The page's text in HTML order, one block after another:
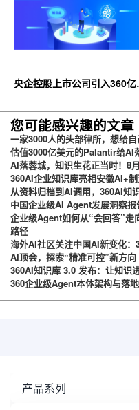
央企控股上市公司引入360亿
台
您可能感兴趣的文章
一家3000人的头部律所，想给
估值3000亿美元的Palantir给AI
AI落蓉城，知识生花正当时！8
360AI企业知识库亮相安徽AI+
从资料归档到AI调用，360AI知
中国企业级AI Agent发展洞察报
企业级Agent如何从“会回答”走
路径
海外AI社区关注中国AI新变化
AI顶会，探索“精准可控”新方向
360AI知识库 3.0 发布：让知识
360企业级Agent本体架构与落
产品系列